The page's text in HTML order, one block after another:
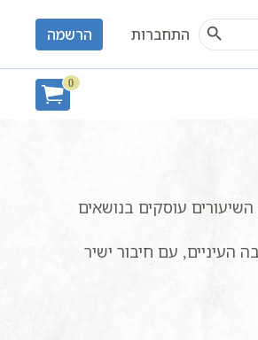
Search Button
התחברות הרשמה
0
עוסקים בנושאים
העיניים, עם חיבור ישיר